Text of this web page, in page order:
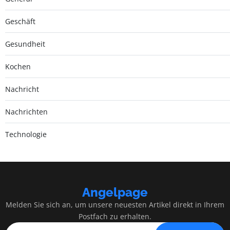
Geschäft
Gesundheit
Kochen
Nachricht
Nachrichten
Technologie
Angelpage
Melden Sie sich an, um unsere neuesten Artikel direkt in Ihrem
Postfach zu erhalten.